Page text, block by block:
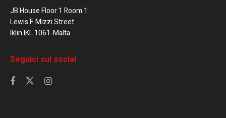
JB House Floor 1 Room 1
Lewis F. Mizzi Street
Iklin IKL 1061-Malta
Seguici sui social